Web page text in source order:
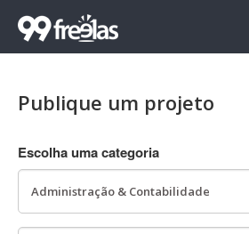
Publique um projeto
Escolha uma categoria